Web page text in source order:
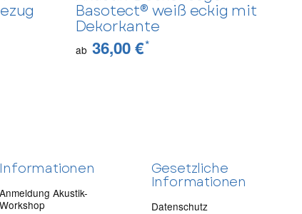
Basotect® weiß eckig mit
Dekorkante
ab 36,00 €*
Informationen
Anmeldung Akustik-
Workshop
Gesetzliche
Informationen
Datenschutz